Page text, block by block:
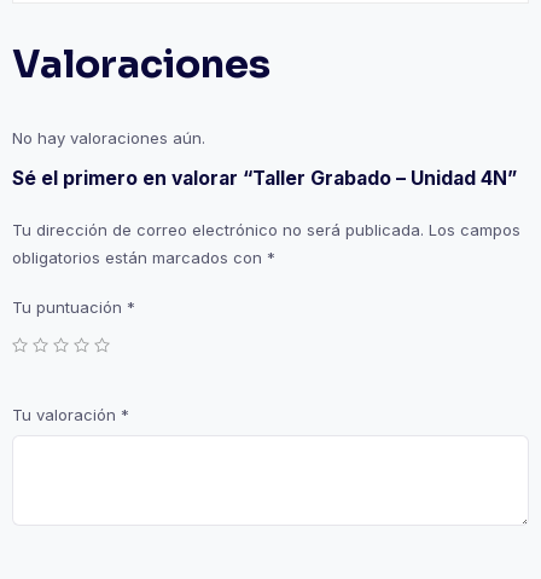
Valoraciones
No hay valoraciones aún.
Sé el primero en valorar “Taller Grabado – Unidad 4N”
Tu dirección de correo electrónico no será publicada. Los campos
obligatorios están marcados con *
Tu puntuación *
Tu valoración *